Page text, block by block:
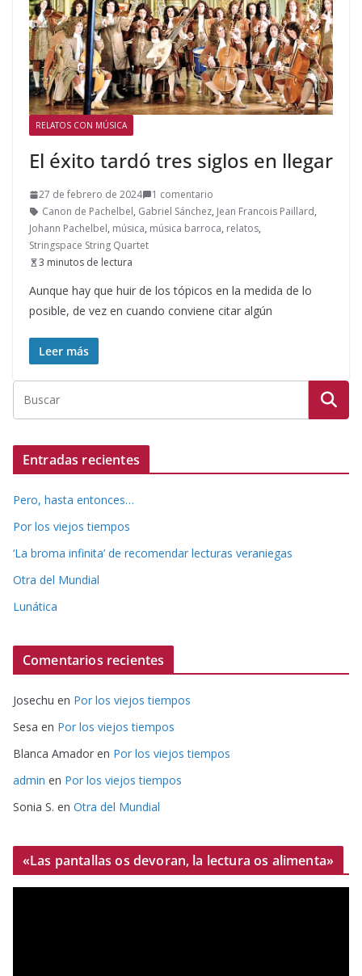
RELATOS CON MÚSICA
El éxito tardó tres siglos en llegar
27 de febrero de 2024
1 comentario
Canon de Pachelbel, Gabriel Sánchez, Jean Francois Paillard,
Johann Pachelbel, música, música barroca, relatos,
Stringspace String Quartet
3 minutos de lectura
Aunque hay que huir de los tópicos en la medida de lo
posible, de vez en cuando conviene citar algún
Leer más
Entradas recientes
Pero, hasta entonces…
Por los viejos tiempos
‘La broma infinita’ de recomendar lecturas veraniegas
Otra del Mundial
Lunática
Comentarios recientes
Josechu en Por los viejos tiempos
Sesa en Por los viejos tiempos
Blanca Amador en Por los viejos tiempos
admin en Por los viejos tiempos
Sonia S. en Otra del Mundial
«Las pantallas os devoran, la lectura os alimenta»